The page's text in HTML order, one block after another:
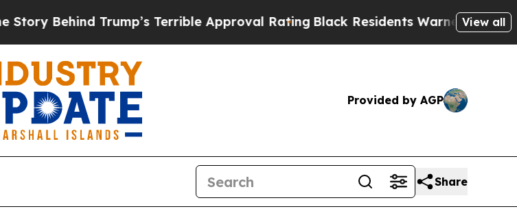
Trump’s Terrible Approval RatingBlack Residents Warned of Abusive Cops
View all
Provided by AGP
Share